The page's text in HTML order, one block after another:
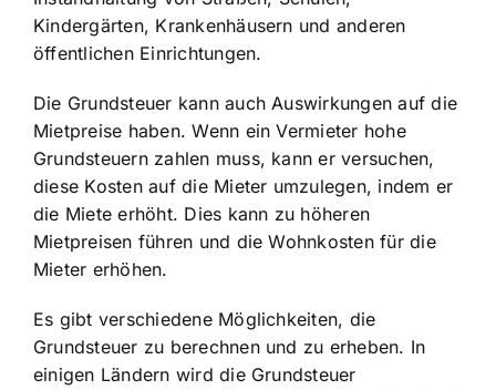
Kindergärten, Krankenhäusern und anderen
öffentlichen Einrichtungen.
Die Grundsteuer kann auch Auswirkungen auf die
Mietpreise haben. Wenn ein Vermieter hohe
Grundsteuern zahlen muss, kann er versuchen,
diese Kosten auf die Mieter umzulegen, indem er
die Miete erhöht. Dies kann zu höheren
Mietpreisen führen und die Wohnkosten für die
Mieter erhöhen.
Es gibt verschiedene Möglichkeiten, die
Grundsteuer zu berechnen und zu erheben. In
einigen Ländern wird die Grundsteuer